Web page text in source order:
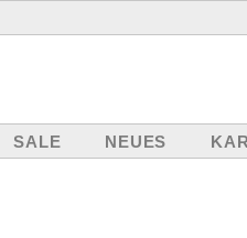
SALE NEUES